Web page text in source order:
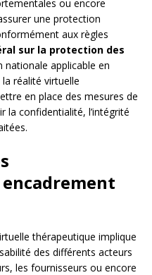
ou encore
une protection
aux règles
sur la protection des
nationale applicable en
réalité virtuelle
en place des mesures de
la confidentialité, l’intégrité
thérapeutique implique
des différents acteurs
les fournisseurs ou encore